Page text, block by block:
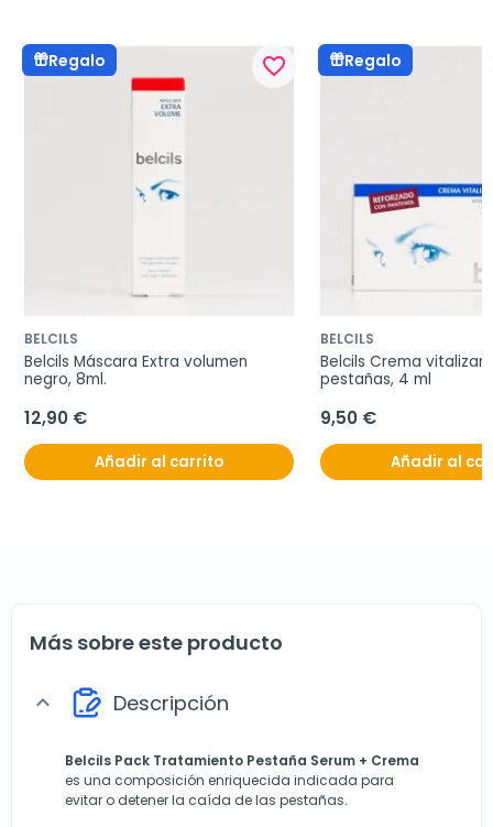
Regalo favorite_border
BELCILS
Belcils Máscara Extra volumen
negro, 8ml.
12,90 €
Añadir al carrito
Regalo
BELCILS
Belcils Crema
pestañas, 4 ml
9,50 €
Añadir al
Más sobre este producto
expand_more Descripción
Belcils Pack Tratamiento Pestaña Serum + Crema
es una composición enriquecida indicada para
evitar o detener la caída de las pestañas.